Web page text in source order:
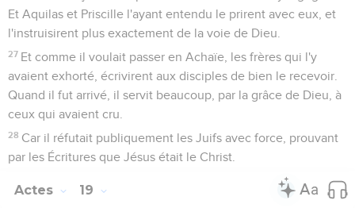
Et Aquilas et Priscille l'ayant entendu le prirent avec eux, et
l'instruisirent plus exactement de la voie de Dieu.
27 Et comme il voulait passer en Achaïe, les frères qui l'y
avaient exhorté, écrivirent aux disciples de bien le recevoir.
Quand il fut arrivé, il servit beaucoup, par la grâce de Dieu, à
ceux qui avaient cru.
28 Car il réfutait publiquement les Juifs avec force, prouvant
par les Écritures que Jésus était le Christ.
Actes 19